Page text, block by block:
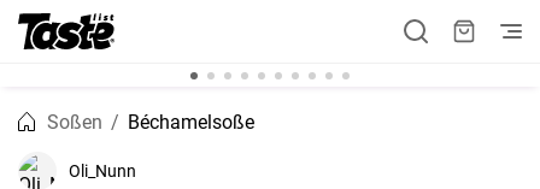
Soßen Béchamelsoße
Oli_Nunn